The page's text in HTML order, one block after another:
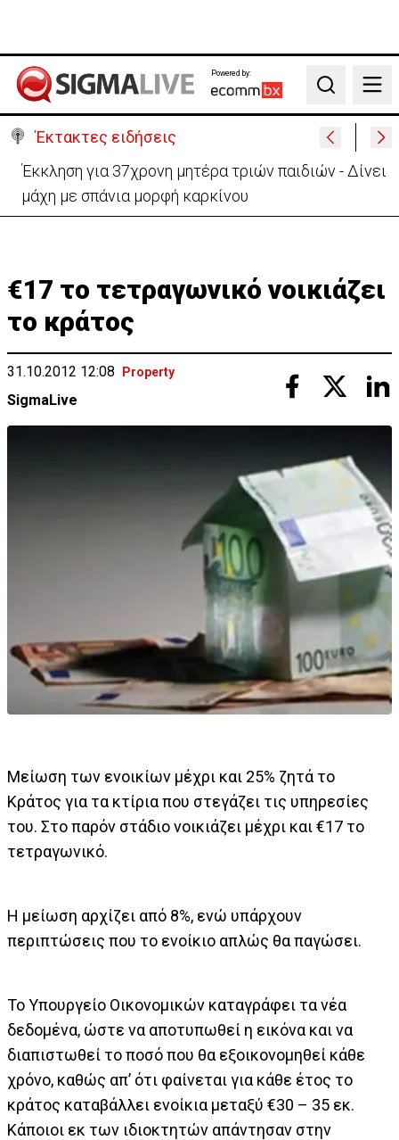
Powered by:
Search
Έκτακτες ειδήσεις
Γερμανία: Συγκρούστηκαν δύο τραμ - Τουλάχιστον
25 τραυματίες, οι 7 σοβαρά
€17 το τετραγωνικό νοικιάζει
το κράτος
31.10.2012 12:08 Property
SigmaLive
Μείωση των ενοικίων μέχρι και 25% ζητά το
Κράτος για τα κτίρια που στεγάζει τις υπηρεσίες
του. Στο παρόν στάδιο νοικιάζει μέχρι και €17 το
τετραγωνικό.
Η μείωση αρχίζει από 8%, ενώ υπάρχουν
περιπτώσεις που το ενοίκιο απλώς θα παγώσει.
Το Υπουργείο Οικονομικών καταγράφει τα νέα
δεδομένα, ώστε να αποτυπωθεί η εικόνα και να
διαπιστωθεί το ποσό που θα εξοικονομηθεί κάθε
χρόνο, καθώς απ’ ότι φαίνεται για κάθε έτος το
κράτος καταβάλλει ενοίκια μεταξύ €30 – 35 εκ.
Κάποιοι εκ των ιδιοκτητών απάντησαν στην